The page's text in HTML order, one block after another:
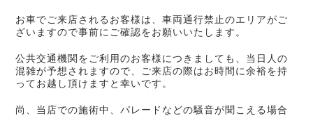
お車でご来店されるお客様は、車両通行禁止のエリアがご
ざいますので事前にご確認をお願いいたします。
公共交通機関をご利用のお客様につきましても、当日人の
混雑が予想されますので、ご来店の際はお時間に余裕を持
ってお越し頂けますと幸いです。
尚、当店での施術中、パレードなどの騒音が聞こえる場合